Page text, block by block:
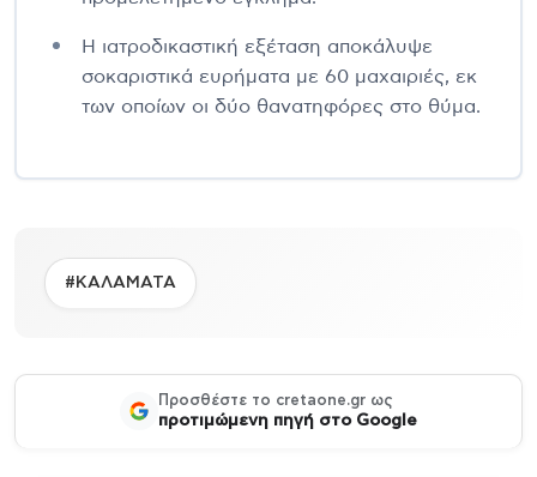
Η ιατροδικαστική εξέταση αποκάλυψε
σοκαριστικά ευρήματα με 60 μαχαιριές, εκ
των οποίων οι δύο θανατηφόρες στο θύμα.
#ΚΑΛΑΜΑΤΑ
Προσθέστε το cretaone.gr ως
προτιμώμενη πηγή στο Google